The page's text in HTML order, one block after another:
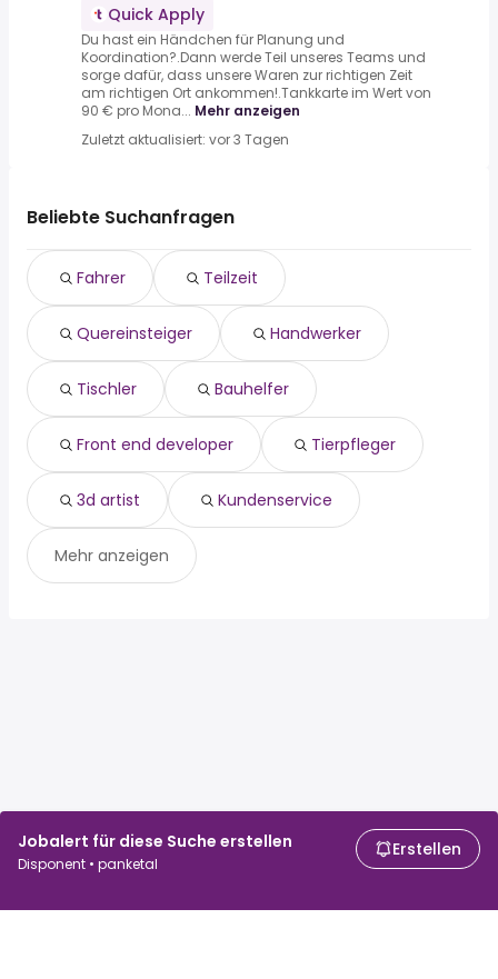
Jobalert für diese Suche erstellen
Disponent • panketal
Erstellen
Quick Apply
Du hast ein Händchen für Planung und
Koordination?.Dann werde Teil unseres Teams und
sorge dafür, dass unsere Waren zur richtigen Zeit
am richtigen Ort ankommen!.Tankkarte im Wert von
90 € pro Mona... Mehr anzeigen
Zuletzt aktualisiert: vor 3 Tagen
Beliebte Suchanfragen
Fahrer Teilzeit
Quereinsteiger Handwerker
Tischler Bauhelfer
Front end developer Tierpfleger
3d artist Kundenservice
Mehr anzeigen